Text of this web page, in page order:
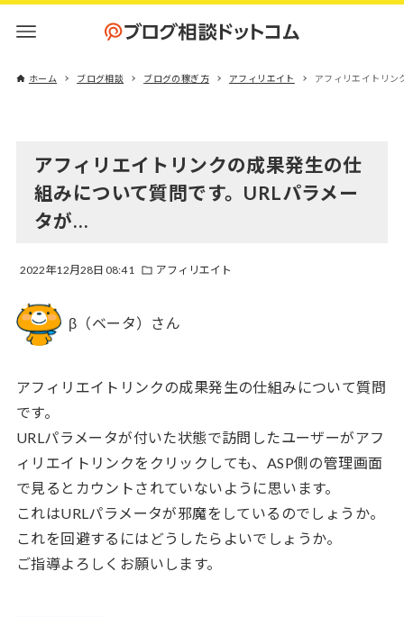
ホーム ブログ相談 ブログの稼ぎ方 アフィリエイト アフィリエイトリン
アフィリエイトリンクの成果発生の仕
組みについて質問です。URLパラメー
タが…
2022年12月28日 08:41 アフィリエイト
β（ベータ）さん
アフィリエイトリンクの成果発生の仕組みについて質問
です。
URLパラメータが付いた状態で訪問したユーザーがアフ
ィリエイトリンクをクリックしても、ASP側の管理画面
で見るとカウントされていないように思います。
これはURLパラメータが邪魔をしているのでしょうか。
これを回避するにはどうしたらよいでしょうか。
ご指導よろしくお願いします。